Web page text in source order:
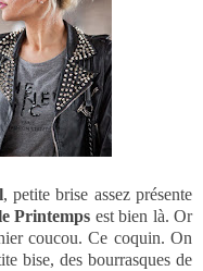
, petite brise assez présente
Printemps est bien là. Or
coucou. Ce coquin. On
bise, des bourrasques de